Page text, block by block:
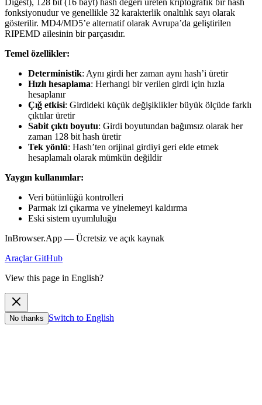
Digest), 128 bit (16 bayt) hash değeri üreten kriptografik bir hash
fonksiyonudur ve genellikle 32 karakterlik onaltılık sayı olarak
gösterilir. MD4/MD5’e alternatif olarak Avrupa’da geliştirilen
RIPEMD ailesinin bir parçasıdır.
Temel özellikler:
Deterministik: Aynı girdi her zaman aynı hash’i üretir
Hızlı hesaplama: Herhangi bir verilen girdi için hızla
hesaplanır
Çığ etkisi: Girdideki küçük değişiklikler büyük ölçüde farklı
çıktılar üretir
Sabit çıktı boyutu: Girdi boyutundan bağımsız olarak her
zaman 128 bit hash üretir
Tek yönlü: Hash’ten orijinal girdiyi geri elde etmek
hesaplamalı olarak mümkün değildir
Yaygın kullanımlar:
Veri bütünlüğü kontrolleri
Parmak izi çıkarma ve yinelemeyi kaldırma
Eski sistem uyumluluğu
InBrowser.App — Ücretsiz ve açık kaynak
AraçlarGitHub
View this page in English?
No thanks Switch to English